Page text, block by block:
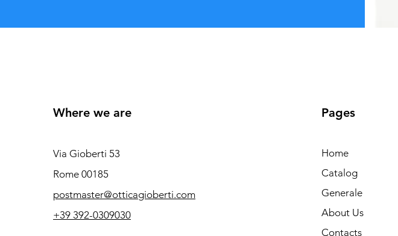
Where we are
Via Gioberti 53
Rome 00185
postmaster@otticagioberti.com
+39 392-0309030
Pages
Home
Catalog
Generale
About Us
Contacts